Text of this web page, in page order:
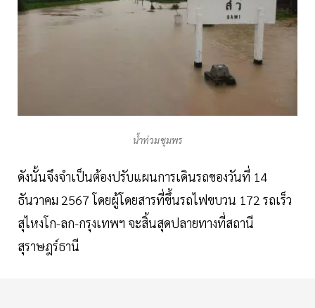
น้ำท่วมชุมพร
ดังนั้นจึงจำเป็นต้องปรับแผนการเดินรถของวันที่ 14
ธันวาคม 2567 โดยผู้โดยสารที่ขึ้นรถไฟขบวน 172 รถเร็ว
สุไหงโก-ลก-กรุงเทพฯ จะสิ้นสุดปลายทางที่สถานี
สุราษฎร์ธานี